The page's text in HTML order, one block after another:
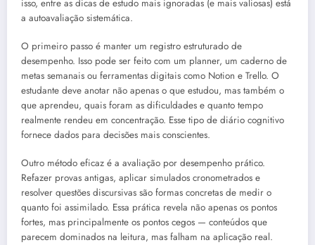
isso, entre as dicas de estudo mais ignoradas (e mais valiosas) está
a autoavaliação sistemática.
O primeiro passo é manter um registro estruturado de
desempenho. Isso pode ser feito com um planner, um caderno de
metas semanais ou ferramentas digitais como Notion e Trello. O
estudante deve anotar não apenas o que estudou, mas também o
que aprendeu, quais foram as dificuldades e quanto tempo
realmente rendeu em concentração. Esse tipo de diário cognitivo
fornece dados para decisões mais conscientes.
Outro método eficaz é a avaliação por desempenho prático.
Refazer provas antigas, aplicar simulados cronometrados e
resolver questões discursivas são formas concretas de medir o
quanto foi assimilado. Essa prática revela não apenas os pontos
fortes, mas principalmente os pontos cegos — conteúdos que
parecem dominados na leitura, mas falham na aplicação real.